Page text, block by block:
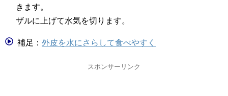
きます。
ザルに上げて水気を切ります。
補足： 外皮を水にさらして食べやすく
スポンサーリンク